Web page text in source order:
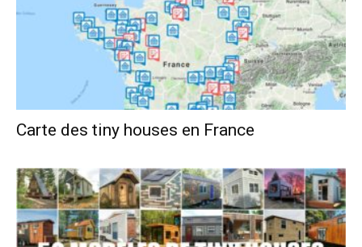
Carte des tiny houses en France